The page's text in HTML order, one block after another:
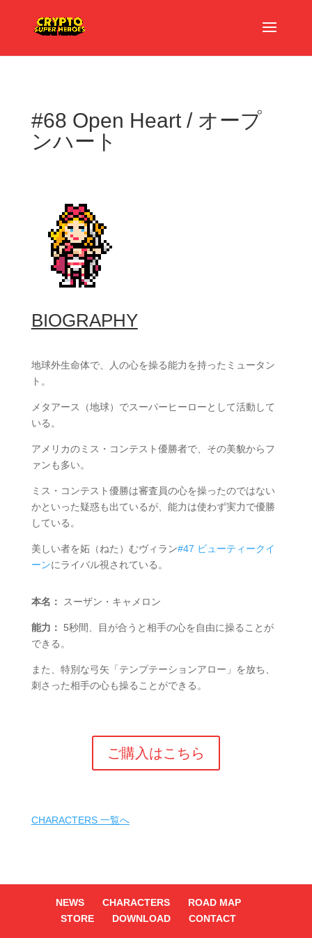
#68 Open Heart / オープ
ンハート
BIOGRAPHY
地球外生命体で、人の心を操る能力を持ったミュータン
ト。
メタアース（地球）でスーパーヒーローとして活動して
いる。
アメリカのミス・コンテスト優勝者で、その美貌からフ
ァンも多い。
ミス・コンテスト優勝は審査員の心を操ったのではない
かといった疑惑も出ているが、能力は使わず実力で優勝
している。
美しい者を妬（ねた）むヴィラン#47 ビューティークイ
ーンにライバル視されている。
本名： スーザン・キャメロン
能力： 5秒間、目が合うと相手の心を自由に操ることが
できる。
また、特別な弓矢「テンプテーションアロー」を放ち、
刺さった相手の心も操ることができる。
ご購入はこちら
CHARACTERS 一覧へ
NEWS CHARACTERS
ROAD MAP
STORE
DOWNLOAD CONTACT